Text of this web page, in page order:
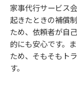
家事代行サービス
起きたときの補償
ため、依頼者が自
的にも安心です。
ため、そもそもト
す。